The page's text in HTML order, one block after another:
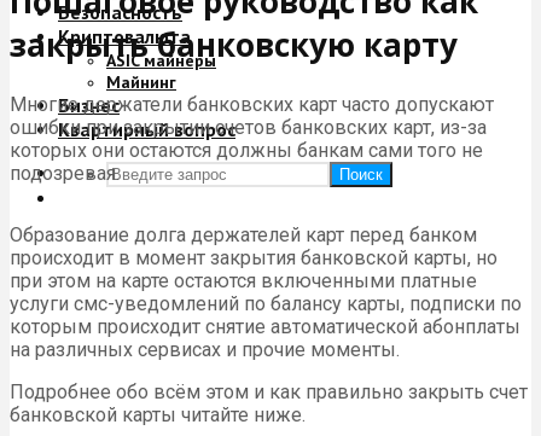
Безопасность
Криптовалюта
ASIC майнеры
Майнинг
Бизнес
Квартирный вопрос
Поиск
закрыть банковскую карту
Многие держатели банковских карт часто допускают
ошибки при закрытии счетов банковских карт, из-за
которых они остаются должны банкам сами того не
подозревая.
Образование долга держателей карт перед банком
происходит в момент закрытия банковской карты, но
при этом на карте остаются включенными платные
услуги смс-уведомлений по балансу карты, подписки по
которым происходит снятие автоматической абонплаты
на различных сервисах и прочие моменты.
Подробнее обо всём этом и как правильно закрыть счет
банковской карты читайте ниже.